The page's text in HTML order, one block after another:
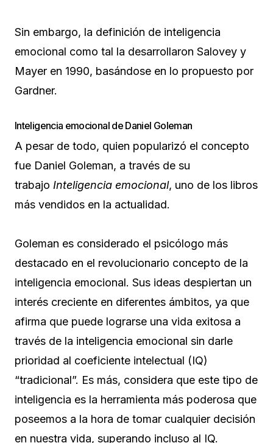
Sin embargo, la definición de inteligencia
emocional como tal la desarrollaron Salovey y
Mayer en 1990, basándose en lo propuesto por
Gardner.
Inteligencia emocional de Daniel Goleman
A pesar de todo, quien popularizó el concepto
fue Daniel Goleman, a través de su
trabajo Inteligencia emocional, uno de los libros
más vendidos en la actualidad.
Goleman es considerado el psicólogo más
destacado en el revolucionario concepto de la
inteligencia emocional. Sus ideas despiertan un
interés creciente en diferentes ámbitos, ya que
afirma que puede lograrse una vida exitosa a
través de la inteligencia emocional sin darle
prioridad al coeficiente intelectual (IQ)
“tradicional”. Es más, considera que este tipo de
inteligencia es la herramienta más poderosa que
poseemos a la hora de tomar cualquier decisión
en nuestra vida, superando incluso al IQ.